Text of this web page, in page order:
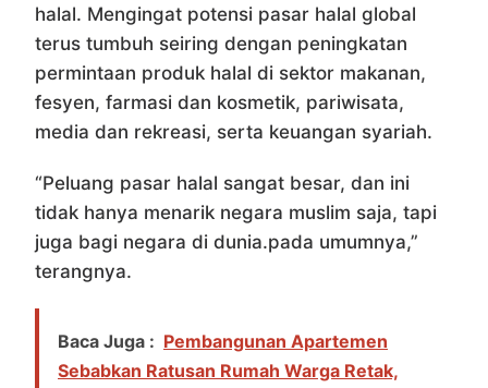
halal. Mengingat potensi pasar halal global
terus tumbuh seiring dengan peningkatan
permintaan produk halal di sektor makanan,
fesyen, farmasi dan kosmetik, pariwisata,
media dan rekreasi, serta keuangan syariah.
“Peluang pasar halal sangat besar, dan ini
tidak hanya menarik negara muslim saja, tapi
juga bagi negara di dunia.pada umumnya,”
terangnya.
Baca Juga : Pembangunan Apartemen
Sebabkan Ratusan Rumah Warga Retak,